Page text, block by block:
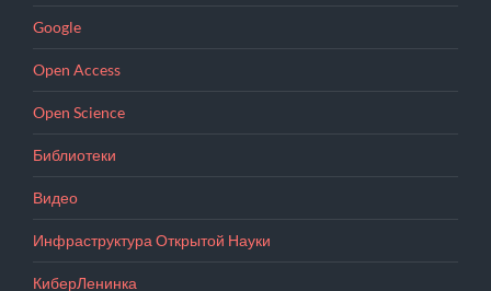
Google
Open Access
Open Science
Библиотеки
Видео
Инфраструктура Открытой Науки
КиберЛенинка